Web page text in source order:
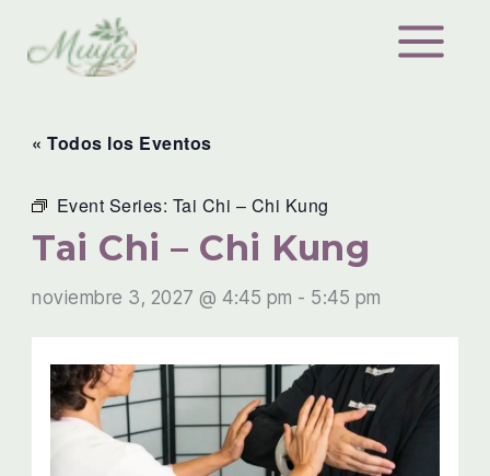
contenido
« Todos los Eventos
Event Series: Tai Chi – Chi Kung
Tai Chi – Chi Kung
noviembre 3, 2027 @ 4:45 pm - 5:45 pm